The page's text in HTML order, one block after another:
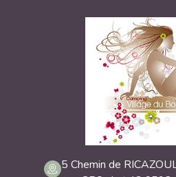
5 Chemin de